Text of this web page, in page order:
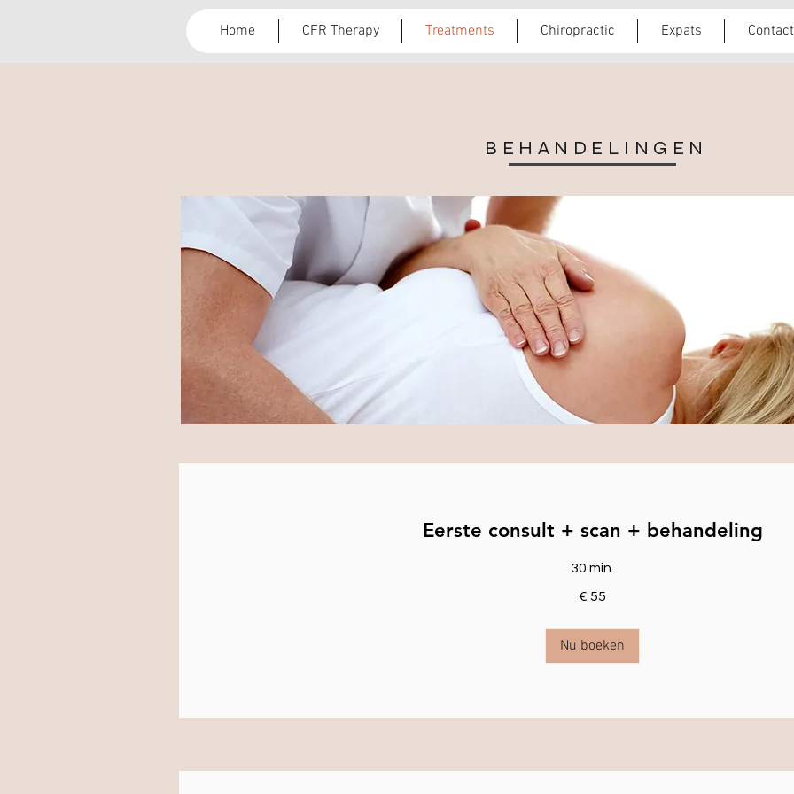
Home CFR Therapy Treatments Chiropractic Expats Contact
BEHANDELINGEN
Eerste consult + scan + behandeling
30 min.
€ 55
Nu boeken